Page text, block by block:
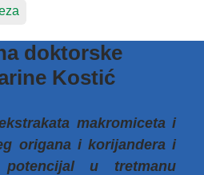
doktorske
Kostić
makromiceta i
origana i korijandera i
u tretmanu